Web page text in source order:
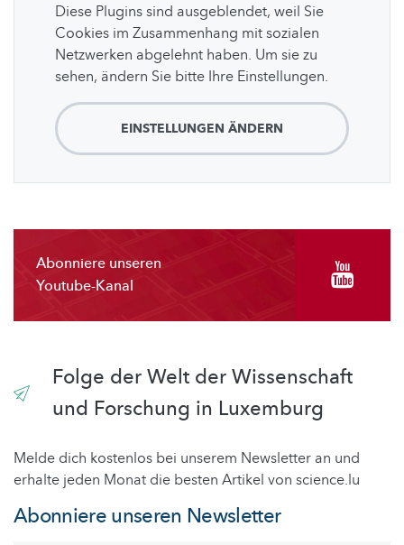
Diese Plugins sind ausgeblendet, weil Sie
Cookies im Zusammenhang mit sozialen
Netzwerken abgelehnt haben. Um sie zu
sehen, ändern Sie bitte Ihre Einstellungen.
EINSTELLUNGEN ÄNDERN
Abonniere unseren
Youtube-Kanal
Folge der Welt der Wissenschaft
und Forschung in Luxemburg
Melde dich kostenlos bei unserem Newsletter an und
erhalte jeden Monat die besten Artikel von science.lu
Abonniere unseren Newsletter